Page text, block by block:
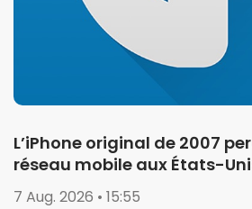
L’iPhone original de 2007
réseau mobile aux États-
la 2G
7 Aug. 2026 • 15:55